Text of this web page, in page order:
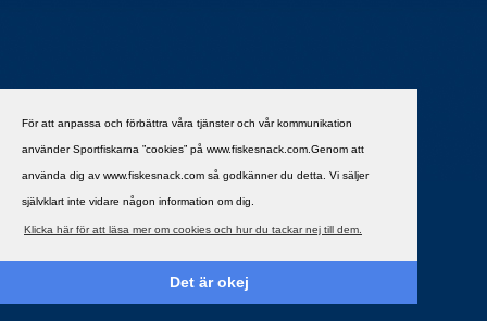
För att anpassa och förbättra våra tjänster och vår kommunikation
använder Sportfiskarna ”cookies” på www.fiskesnack.com.Genom att
använda dig av www.fiskesnack.com så godkänner du detta. Vi säljer
självklart inte vidare någon information om dig.
Klicka här för att läsa mer om cookies och hur du tackar nej till dem.
Det är okej